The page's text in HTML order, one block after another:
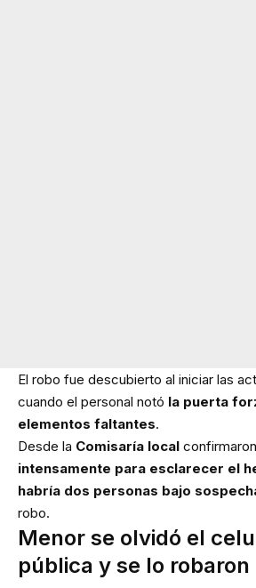
El robo fue descubierto al iniciar las
cuando el personal notó la puerta
elementos faltantes.
Desde la Comisaría local
intensamente para esclarecer el
habría dos personas bajo
robo.
Menor se olvidó el
pública y se lo robaron